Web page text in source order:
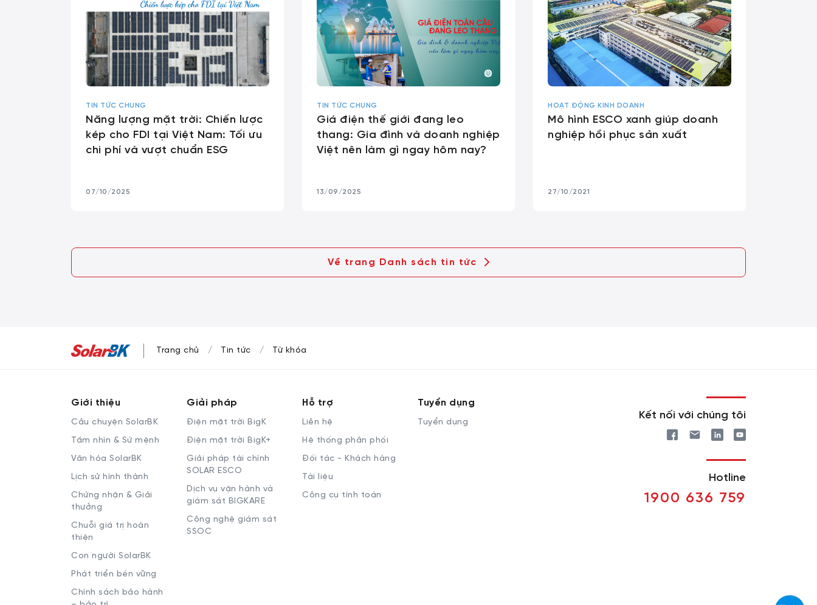
TIN TỨC CHUNG
Năng lượng mặt trời: Chiến lược
kép cho FDI tại Việt Nam: Tối ưu
chi phí và vượt chuẩn ESG
07/10/2025
TIN TỨC CHUNG
Giá điện thế giới đang leo
thang: Gia đình và doanh nghiệp
Việt nên làm gì ngay hôm nay?
13/09/2025
HOẠT ĐỘNG KINH DOANH
Mô hình ESCO xanh giúp doanh
nghiệp hồi phục sản xuất
27/10/2021
Về trang Danh sách tin tức
Trang chủ Tin tức Từ khóa
Giới thiệu
Câu chuyện SolarBK
Tầm nhìn & Sứ mệnh
Văn hóa SolarBK
Lịch sử hình thành
Chứng nhận & Giải
thưởng
Chuỗi giá trị hoàn
thiện
Con người SolarBK
Phát triển bền vững
Chính sách bảo hành
Giải pháp
Điện mặt trời BigK
Điện mặt trời BigK+
Giải pháp tài chính
SOLAR ESCO
Dịch vụ vận hành và
giám sát BIGKARE
Công nghệ giám sát
SSOC
Hỗ trợ
Liên hệ
Hệ thống phân phối
Đối tác - Khách hàng
Tài liệu
Công cụ tính toán
Tuyển dụng
Tuyển dụng
Kết nối với chúng tôi
Hotline
1900 636 759